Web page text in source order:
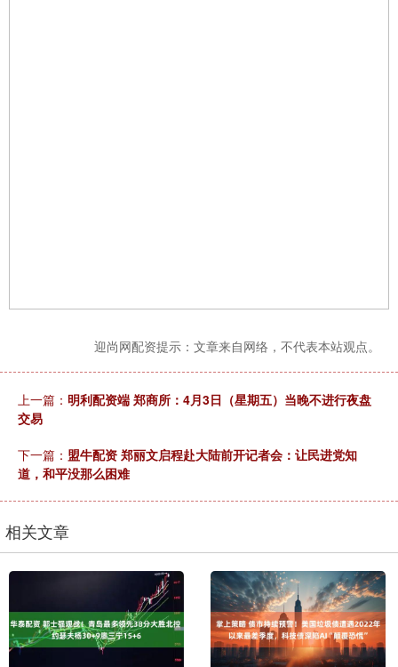
迎尚网配资提示：文章来自网络，不代表本站观点。
上一篇： 明利配资端 郑商所：4月3日（星期五）当晚不进行夜盘
交易
下一篇： 盟牛配资 郑丽文启程赴大陆前开记者会：让民进党知
道，和平没那么困难
相关文章